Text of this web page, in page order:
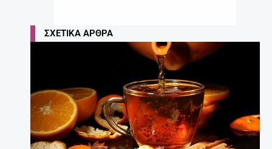
ΣΧΕΤΙΚΆ ΆΡΘΡΑ